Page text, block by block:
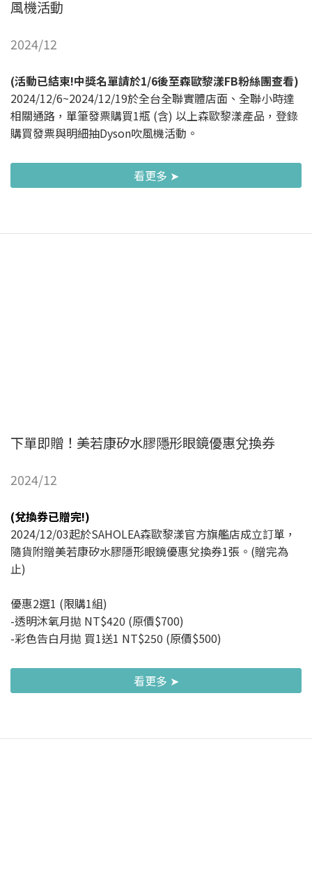
風機活動
2024/12
(活動已結束!中獎名單請於1/6後至森歐黎漾FB粉絲團查看)
2024/12/6~2024/12/19於全台全聯實體店面、全聯小時達
相關通路，單筆發票購買1瓶 (含) 以上森歐黎漾產品，登錄
購買發票與明細抽Dyson吹風機活動。
看更多 ➤
下單即贈！美若康矽水膠隱形眼鏡優惠兌換券
2024/12
(兌換券已贈完!)
2024/12/03起於SAHOLEA森歐黎漾官方旗艦店成立訂單，
隨貨附贈美若康矽水膠隱形眼鏡優惠兌換券1張。(贈完為
止)
優惠2選1 (限購1組)
-透明沐氧月拋 NT$420 (原價$700)
-彩色告白月拋 買1送1 NT$250 (原價$500)
看更多 ➤